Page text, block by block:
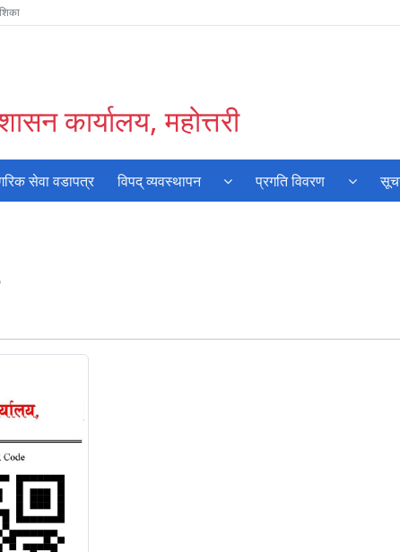
कार्यालय, महोत्तरी
सेवा वडापत्र विपद् व्यवस्थापन प्रगति विवरण